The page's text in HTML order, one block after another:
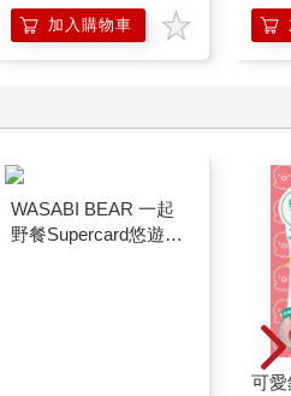
備吐出來的一口氣也凝固在胸
源。
然眨了一下。
，不只一隻眼睛，方塊人頭上的
眼睛、鼻子、嘴巴，全都活生生
序的五官在一次又一次的旋轉中
加入購物車
可